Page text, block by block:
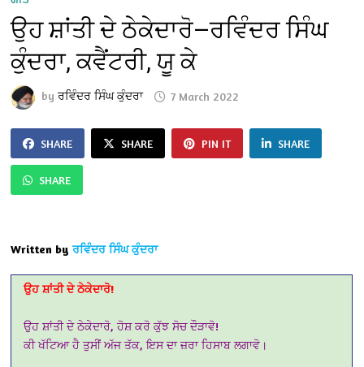
ਉਹ ਸ਼ਾਂਤੀ ਦੇ ਠੇਕੇਦਾਰੋ—ਰਵਿੰਦਰ ਸਿੰਘ
ਕੁੰਦਰਾ, ਕਵੈਂਟਰੀ, ਯੂ ਕੇ
byਰਵਿੰਦਰ ਸਿੰਘ ਕੁੰਦਰਾ 7 March 2022
SHARE SHARE PIN IT SHARE
SHARE
Written by ਰਵਿੰਦਰ ਸਿੰਘ ਕੁੰਦਰਾ
ਉਹ ਸ਼ਾਂਤੀ ਦੇ ਠੇਕੇਦਾਰੋ!
ਉਹ ਸ਼ਾਂਤੀ ਦੇ ਠੇਕੇਦਾਰੋ, ਹੋਸ਼ ਕਰੋ ਕੁੱਝ ਸੋਚ ਦੌੜਾਵੋ!
ਕੀ ਖੱਟਿਆ ਹੈ ਤੁਸੀਂ ਅੱਜ ਤੱਕ, ਇਸ ਦਾ ਜ਼ਰਾ ਹਿਸਾਬ ਲਗਾਵੋ।